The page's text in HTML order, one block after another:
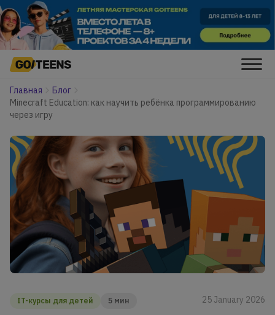
Главная
Блог
Minecraft Education: как научить ребёнка программированию
через игру
IT-курсы для детей 5 мин 25 January 2026